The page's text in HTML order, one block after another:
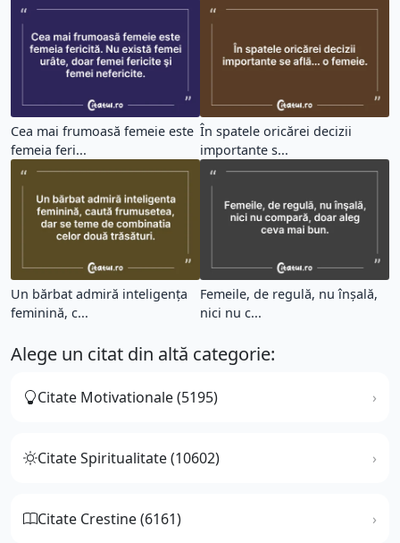
Cea mai frumoasă femeie este
femeia feri...
În spatele oricărei decizii
importante s...
Un bărbat admiră inteligența
feminină, c...
Femeile, de regulă, nu înşală,
nici nu c...
Alege un citat din altă categorie:
Citate Motivationale (5195)
Citate Spiritualitate (10602)
Citate Crestine (6161)